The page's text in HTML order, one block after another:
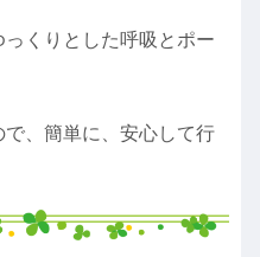
くりとした呼吸とポー
、簡単に、安心して行